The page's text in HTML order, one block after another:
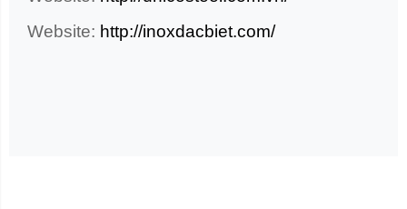
Website: http://inoxdacbiet.com/